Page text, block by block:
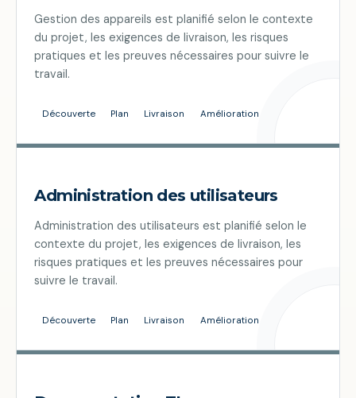
Gestion des appareils est planifié selon le contexte
du projet, les exigences de livraison, les risques
pratiques et les preuves nécessaires pour suivre le
travail.
Découverte Plan Livraison Amélioration
Administration des utilisateurs
Administration des utilisateurs est planifié selon le
contexte du projet, les exigences de livraison, les
risques pratiques et les preuves nécessaires pour
suivre le travail.
Découverte Plan Livraison Amélioration